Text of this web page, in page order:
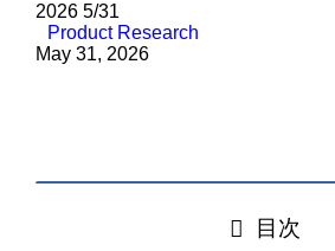
2026 5/31
Product Research
May 31, 2026
目次